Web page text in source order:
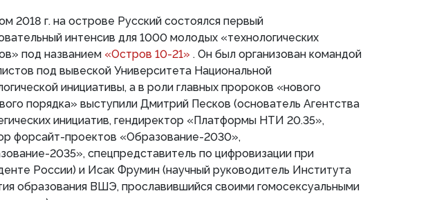
2018 г. на острове Русский состоялся первый
интенсив для 1000 молодых «технологических
под названием «Остров 10-21» . Он был организован командой
под вывеской Университета Национальной
инициативы, а в роли главных пророков «нового
порядка» выступили Дмитрий Песков (основатель Агентства
инициатив, гендиректор «Платформы НТИ 20.35»,
форсайт-проектов «Образование-2030»,
2035», спецпредставитель по цифровизации при
России) и Исак Фрумин (научный руководитель Института
образования ВШЭ, прославившийся своими гомосексуальными